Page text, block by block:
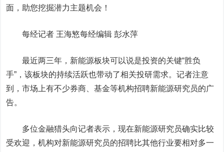
面，助您挖掘潜力主题机会！
每经记者 王海慜每经编辑 彭水萍
最近两三年，新能源板块可以说是投资的关键“胜负
手”，该板块的持续活跃也带动了相关投研需求。记者注意
到，市场上有不少券商、基金等机构招聘新能源研究员的广
告。
多位金融猎头向记者表示，现在新能源研究员确实比较
受欢迎，机构对新能源研究员的招聘比其他行业要相对多一